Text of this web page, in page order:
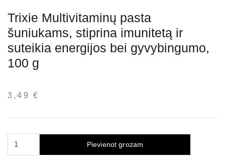
Trixie Multivitaminų pasta
šuniukams, stiprina imunitetą ir
suteikia energijos bei gyvybingumo,
100 g
3,49 €
Pievienot grozam